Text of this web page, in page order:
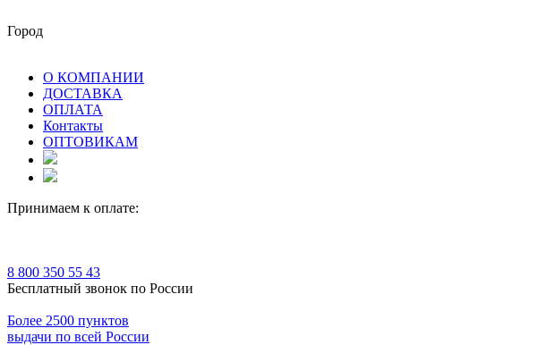
Город
О КОМПАНИИ
ДОСТАВКА
ОПЛАТА
Контакты
ОПТОВИКАМ
Принимаем к оплате:
8 800 350 55 43
Бесплатный звонок по России
Более 2500 пунктов
выдачи по всей России